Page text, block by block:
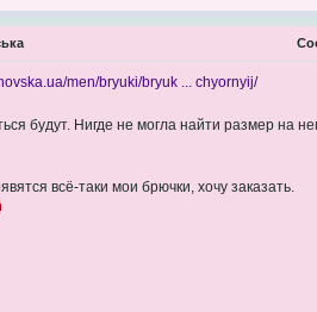
men/bryuki/bryuk ... chyornyij/
будут. Нигде не могла найти размер на
всё-таки мои брючки, хочу заказать.